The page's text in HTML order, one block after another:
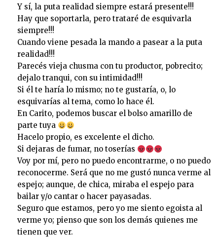
Y sí, la puta realidad siempre estará presente!!!
Hay que soportarla, pero trataré de esquivarla
siempre!!!
Cuando viene pesada la mando a pasear a la puta
realidad!!!
Parecés vieja chusma con tu productor, pobrecito;
dejalo tranqui, con su intimidad!!!
Si él te haría lo mismo; no te gustaría, o, lo
esquivarías al tema, como lo hace él.
En Carito, podemos buscar el bolso amarillo de
parte tuya
Hacelo propio, es excelente el dicho.
Si dejaras de fumar, no toserías
Voy por mí, pero no puedo encontrarme, o no puedo
reconocerme. Será que no me gustó nunca verme al
espejo; aunque, de chica, miraba el espejo para
bailar y/o cantar o hacer payasadas.
Seguro que estamos, pero yo me siento egoista al
verme yo; pienso que son los demás quienes me
tienen que ver.